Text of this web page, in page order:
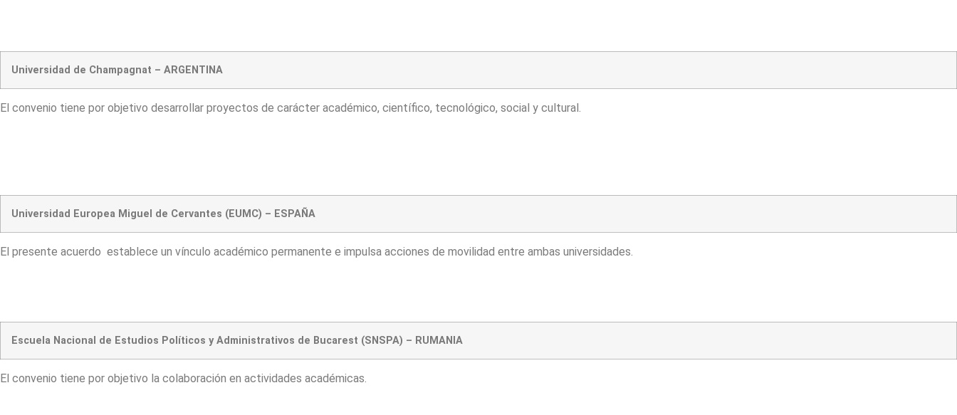
Universidad de Champagnat – ARGENTINA
El convenio tiene por objetivo desarrollar proyectos de carácter académico, científico, tecnológico, social y cultural.
Universidad Europea Miguel de Cervantes (EUMC) – ESPAÑA
El presente acuerdo establece un vínculo académico permanente e impulsa acciones de movilidad entre ambas universidades.
Escuela Nacional de Estudios Políticos y Administrativos de Bucarest (SNSPA) – RUMANIA
El convenio tiene por objetivo la colaboración en actividades académicas.